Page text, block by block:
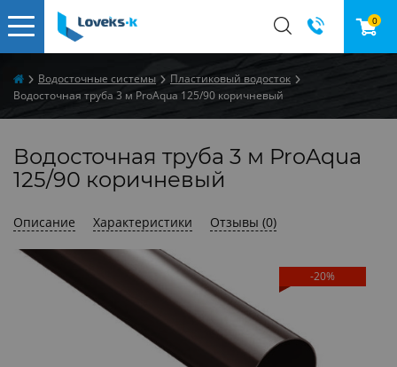
0
Водосточные системы
Пластиковый водосток
Водосточная труба 3 м ProAqua 125/90 коричневый
Водосточная труба 3 м ProAqua
125/90 коричневый
Описание Характеристики Отзывы (0)
-20%